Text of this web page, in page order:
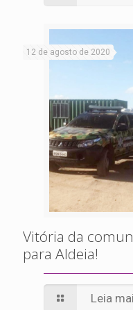
12 de agosto de 2020
Vitória da
para Aldeia!
Leia